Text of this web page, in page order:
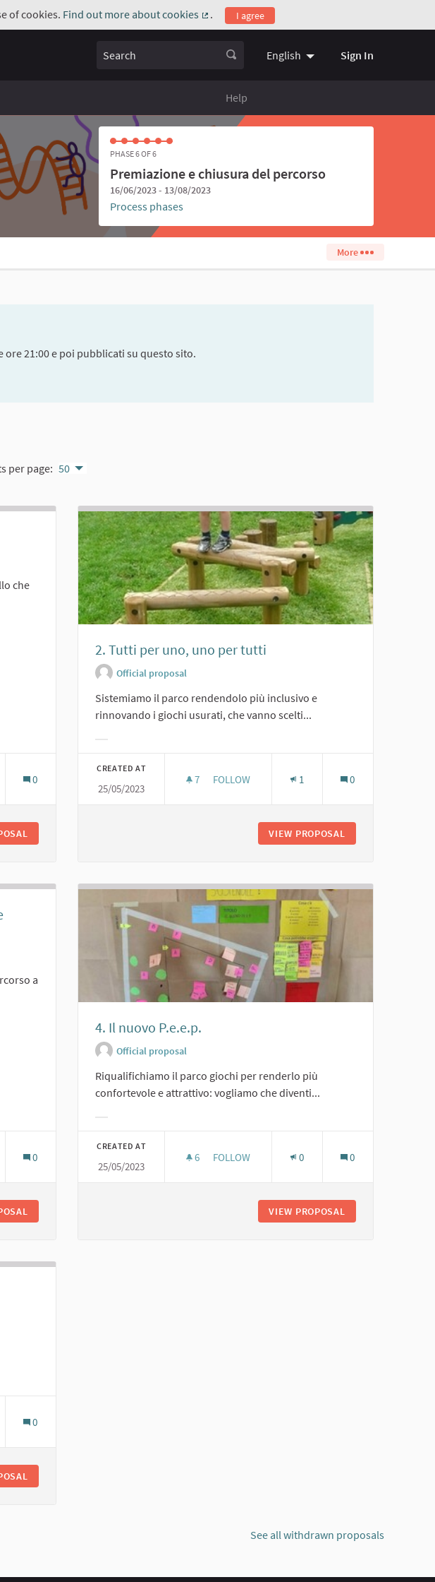
of cookies. Find out more about cookies
(External link)
. I agree
Search English Choose language
Sign In
Help
PHASE 6 OF 6
Premiazione e chiusura del percorso
16/06/2023 - 13/08/2023
Process phases
More
21:00 e poi pubblicati su questo sito.
per page: 50
che
0
2. Tutti per uno, uno per tutti
Official proposal
Sistemiamo il parco rendendolo più inclusivo e
rinnovando i giochi usurati, che vanno scelti...
CREATED AT
25/05/2023
7 7 FOLLOWERS
FOLLOW 1 0
VIEW PROPOSAL
a
MI MUOVO E IMPARO
0
4. Il nuovo P.e.e.p.
Official proposal
Riqualifichiamo il parco giochi per renderlo più
confortevole e attrattivo: vogliamo che diventi...
CREATED AT
25/05/2023
6 6 FOLLOWERS
FOLLOW 0 0
VIEW PROPOSAL
0
See all withdrawn proposals